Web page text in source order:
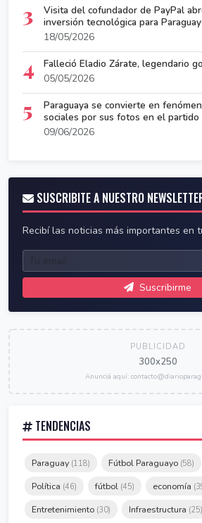
3
Visita del cofundador de PayPal
inversión tecnológica para Paraguay
18/05/2026
4
Falleció Eladio Zárate, legendario
05/05/2026
5
Paraguaya se convierte en
sociales por sus fotos en el partido
09/06/2026
SUSCRIBITE A NUESTRO
Recibí las noticias más importantes en
Suscribirme
PUBLICIDAD
300x250
Anunciá aquí:
TENDENCIAS
Paraguay (118) Fútbol Paraguayo (58)
Política (46) fútbol (45) economía
Entretenimiento (30) Infraestructura (25)